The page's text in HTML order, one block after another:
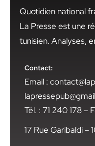
Quotidien national
La Presse est une
tunisien. Analyses,
Contact:
Email :
Tél. : 71 240 178 –
17 Rue Garibaldi –